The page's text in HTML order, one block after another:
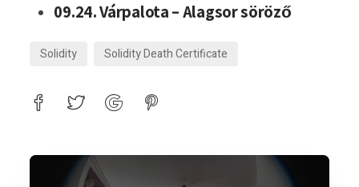
09.24. Várpalota – Alagsor söröző
Solidity Solidity Death Certificate